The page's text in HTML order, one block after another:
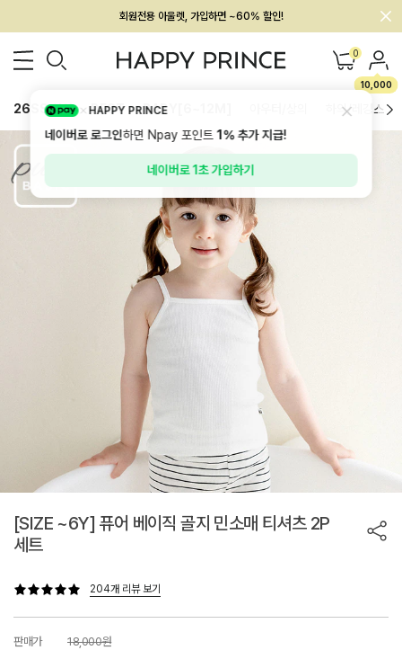
회원전용 아울렛, 가입하면 ~60% 할인!
멤버십 최대 28,000원 혜택 0
10,000
26SS 신상 BEST BABY[6~12M] 하의/레깅스
[SIZE ~6Y] 퓨어 베이직 골지 민소매 티셔츠 2P
세트
204개 리뷰 보기
판매가
18,000원
HAPPY PRINCE
네이버로 로그인하면 Npay 포인트1%추가 지급!
네이버로 1초 가입하기